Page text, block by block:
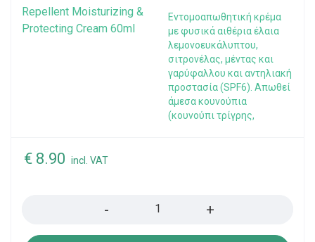
Εντομοαπωθητική κρέμα
με φυσικά αιθέρια έλαια
λεμονοευκάλυπτου,
σιτρονέλας, μέντας και
γαρύφαλλου και αντηλιακή
προστασία (SPF6). Απωθεί
άμεσα κουνούπια
(κουνούπι τρίγρης,
€ 8.90 incl. VAT